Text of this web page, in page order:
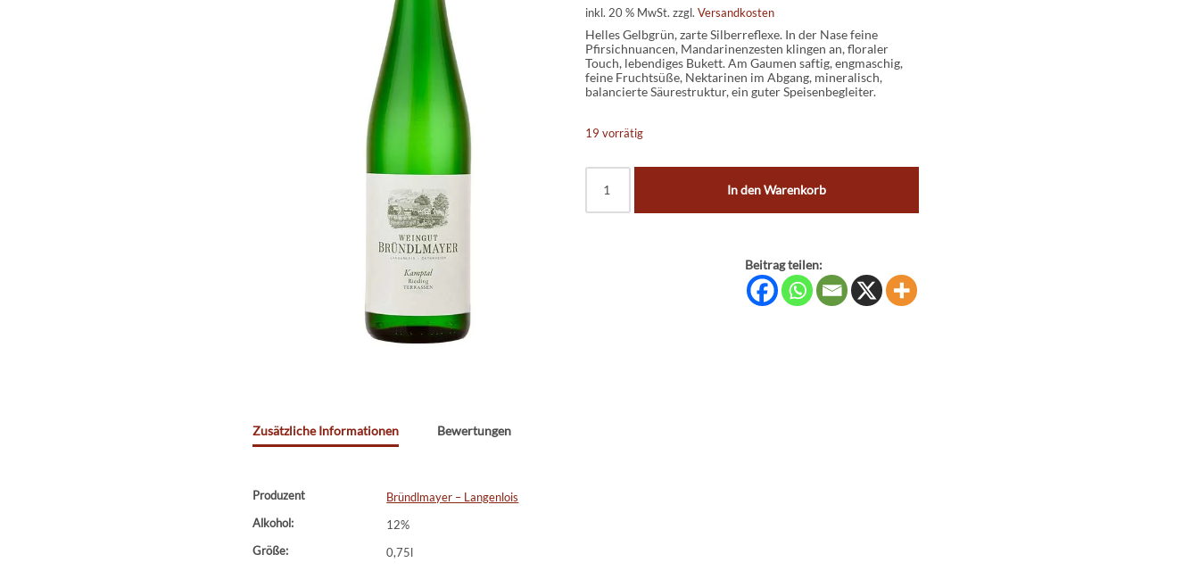
inkl. 20 % MwSt. zzgl.Versandkosten
Helles Gelbgrün, zarte Silberreflexe. In der Nase feine
Pfirsichnuancen, Mandarinenzesten klingen an, floraler
Touch, lebendiges Bukett. Am Gaumen saftig, engmaschig,
feine Fruchtsüße, Nektarinen im Abgang, mineralisch,
balancierte Säurestruktur, ein guter Speisenbegleiter.
19 vorrätig
In den Warenkorb
Beitrag teilen:
Zusätzliche Informationen Bewertungen
Produzent
Bründlmayer – Langenlois
Alkohol:
12%
Größe:
0,75l